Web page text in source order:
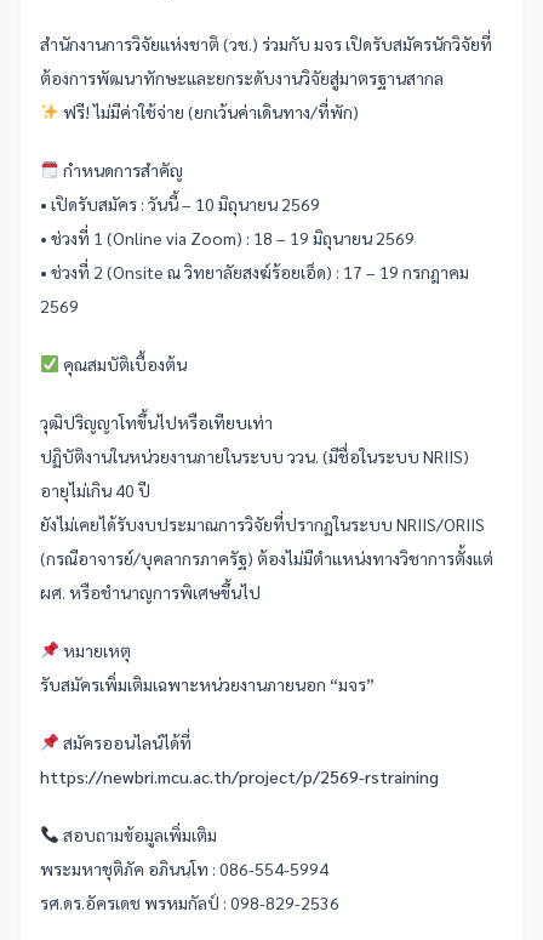
สำนักงานการวิจัยแห่งชาติ (วช.) ร่วมกับ มจร เปิดรับสมัครนักวิจัยที่
ต้องการพัฒนาทักษะและยกระดับงานวิจัยสู่มาตรฐานสากล
ฟรี! ไม่มีค่าใช้จ่าย (ยกเว้นค่าเดินทาง/ที่พัก)
กำหนดการสำคัญ
• เปิดรับสมัคร : วันนี้ – 10 มิถุนายน 2569
• ช่วงที่ 1 (Online via Zoom) : 18 – 19 มิถุนายน 2569
• ช่วงที่ 2 (Onsite ณ วิทยาลัยสงฆ์ร้อยเอ็ด) : 17 – 19 กรกฎาคม
2569
คุณสมบัติเบื้องต้น
วุฒิปริญญาโทขึ้นไปหรือเทียบเท่า
ปฏิบัติงานในหน่วยงานภายในระบบ ววน. (มีชื่อในระบบ NRIIS)
อายุไม่เกิน 40 ปี
ยังไม่เคยได้รับงบประมาณการวิจัยที่ปรากฏในระบบ NRIIS/ORIIS
(กรณีอาจารย์/บุคลากรภาครัฐ) ต้องไม่มีตำแหน่งทางวิชาการตั้งแต่
ผศ. หรือชำนาญการพิเศษขึ้นไป
หมายเหตุ
รับสมัครเพิ่มเติมเฉพาะหน่วยงานภายนอก “มจร”
สมัครออนไลน์ได้ที่
https://newbri.mcu.ac.th/project/p/2569-rstraining
สอบถามข้อมูลเพิ่มเติม
พระมหาชุติภัค อภินนฺโท : 086-554-5994
รศ.ดร.อัครเดช พรหมกัลป์ : 098-829-2536